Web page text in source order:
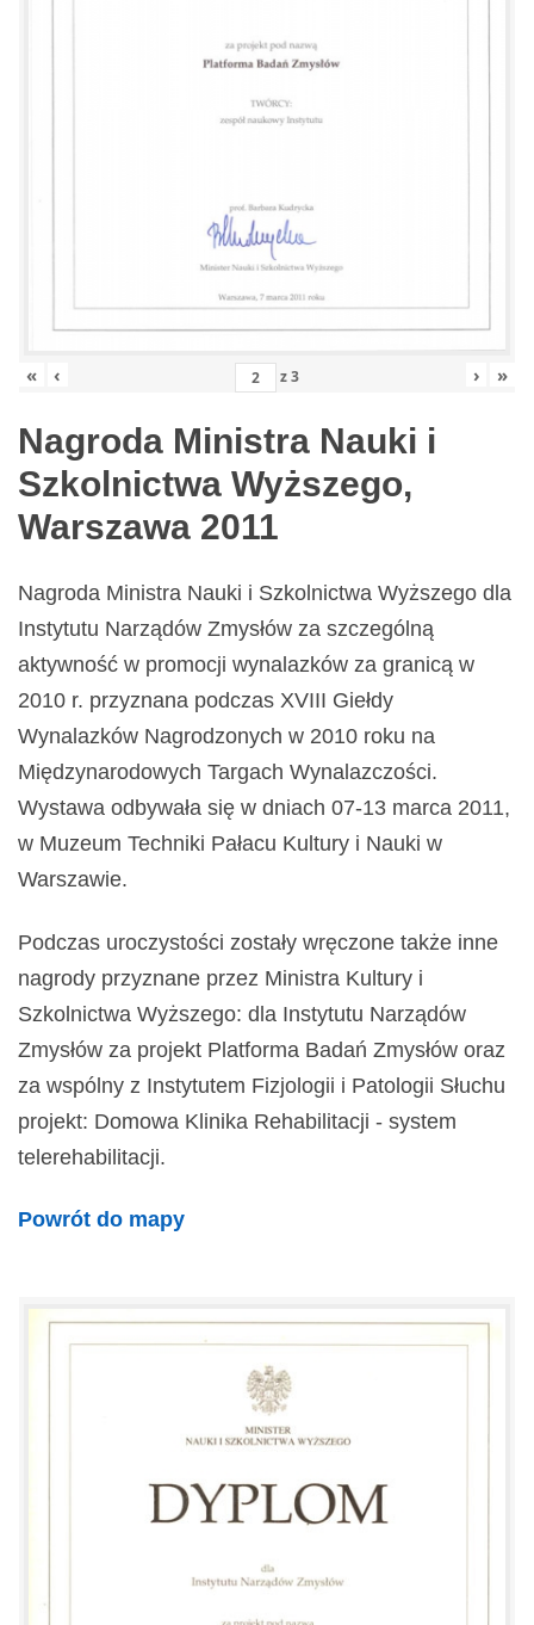
« ‹ z3 › »
Nagroda Ministra Nauki i
Szkolnictwa Wyższego,
Warszawa 2011
Nagroda Ministra Nauki i Szkolnictwa Wyższego dla
Instytutu Narządów Zmysłów za szczególną
aktywność w promocji wynalazków za granicą w
2010 r. przyznana podczas XVIII Giełdy
Wynalazków Nagrodzonych w 2010 roku na
Międzynarodowych Targach Wynalazczości.
Wystawa odbywała się w dniach 07-13 marca 2011,
w Muzeum Techniki Pałacu Kultury i Nauki w
Warszawie.
Podczas uroczystości zostały wręczone także inne
nagrody przyznane przez Ministra Kultury i
Szkolnictwa Wyższego: dla Instytutu Narządów
Zmysłów za projekt Platforma Badań Zmysłów oraz
za wspólny z Instytutem Fizjologii i Patologii Słuchu
projekt: Domowa Klinika Rehabilitacji - system
telerehabilitacji.
Powrót do mapy